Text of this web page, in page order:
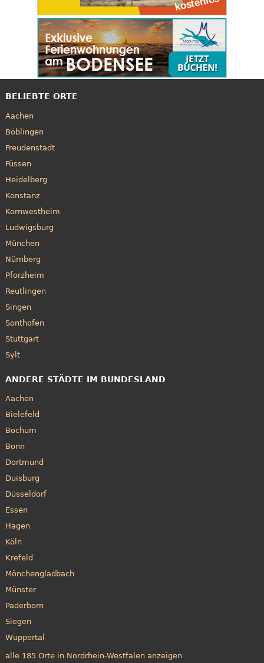
BELIEBTE ORTE
Aachen
Böblingen
Freudenstadt
Füssen
Heidelberg
Konstanz
Kornwestheim
Ludwigsburg
München
Nürnberg
Pforzheim
Reutlingen
Singen
Sonthofen
Stuttgart
Sylt
ANDERE STÄDTE IM BUNDESLAND
Aachen
Bielefeld
Bochum
Bonn
Dortmund
Duisburg
Düsseldorf
Essen
Hagen
Köln
Krefeld
Mönchengladbach
Münster
Paderborn
Siegen
Wuppertal
alle 185 Orte in Nordrhein-Westfalen anzeigen